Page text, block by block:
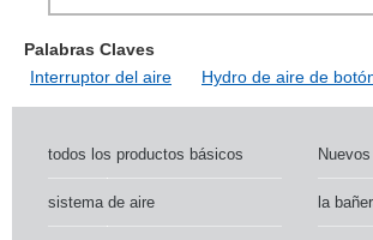
Palabras Claves
Interruptor del aire
Hydro de aire de
todos los productos básicos
sistema de aire la